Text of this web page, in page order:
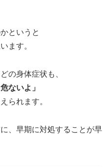
というと
ます。
の身体症状も、
ないよ」
られます。
、早期に対処することが早